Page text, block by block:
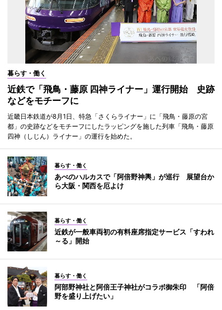
暮らす・働く
近鉄で「飛鳥・藤原 四神ライナー」運行開始 史跡
などをモチーフに
近畿日本鉄道が8月1日、特急「さくらライナー」に「飛鳥・藤原の宮
都」の史跡などをモチーフにしたラッピングを施した列車「飛鳥・藤原
四神（しじん）ライナー」の運行を始めた。
暮らす・働く
あべのハルカスで「阿倍野神輿」が巡行 展望台か
ら大阪・関西を厄よけ
暮らす・働く
近鉄が一般車両初の有料座席指定サービス「すわれ
～る」開始
暮らす・働く
阿部野神社と阿倍王子神社がコラボ御朱印 「阿倍
野を盛り上げたい」